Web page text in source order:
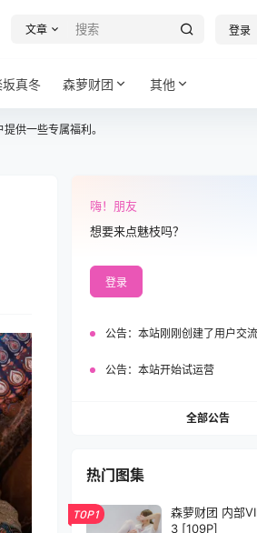
文章 登录
真冬 森萝财团 其他
供一些专属福利。
嗨！朋友
想要来点魅枝吗？
登录
公告： 本站刚刚创建了用户交流群
公告： 本站开始试运营
全部公告
热门图集
TOP1
森萝财团 内部
3 [109P]